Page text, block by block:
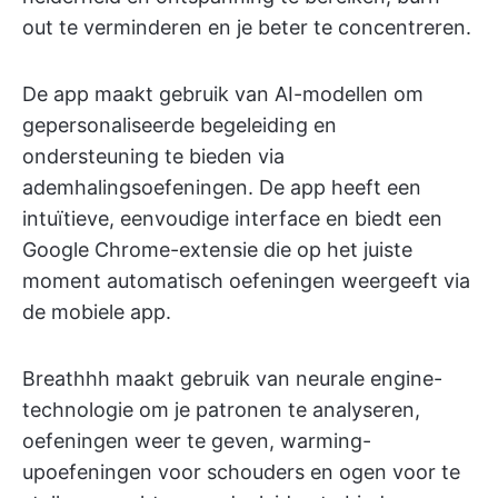
out te verminderen en je beter te concentreren.
De app maakt gebruik van AI-modellen om
gepersonaliseerde begeleiding en
ondersteuning te bieden via
ademhalingsoefeningen. De app heeft een
intuïtieve, eenvoudige interface en biedt een
Google Chrome-extensie die op het juiste
moment automatisch oefeningen weergeeft via
de mobiele app.
Breathhh maakt gebruik van neurale engine-
technologie om je patronen te analyseren,
oefeningen weer te geven, warming-
upoefeningen voor schouders en ogen voor te